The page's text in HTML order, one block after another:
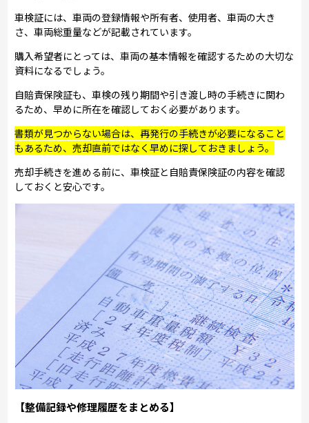
車検証には、車両の登録情報や所有者、使用者、車両の大き
さ、車両総重量などが記載されています。
購入希望者にとっては、車両の基本情報を確認するための大切な
資料になるでしょう。
自賠責保険証も、車検の残り期間や引き渡し時の手続きに関わ
るため、早めに所在を確認しておく必要があります。
書類が見つからない場合は、再発行の手続きが必要になること
もあるため、売却直前ではなく早めに探しておきましょう。
売却手続きを進める前に、車検証と自賠責保険証の内容を確認
しておくと安心です。
【整備記録や修理履歴をまとめる】